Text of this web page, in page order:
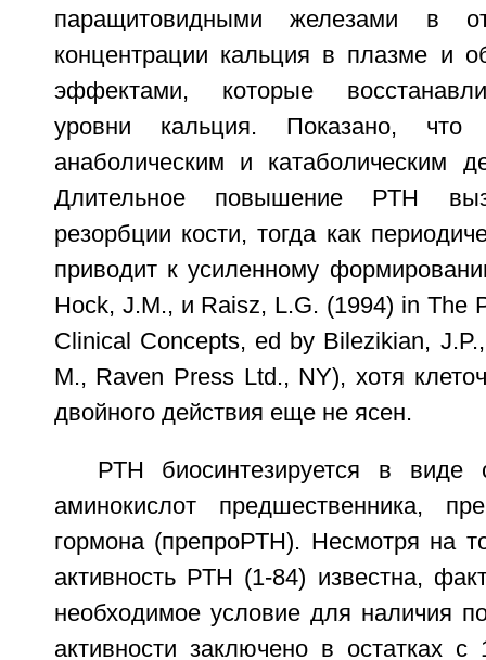
паращитовидными железами в
концентрации кальция в плазме и
эффектами, которые
уровни кальция. Показано,
анаболическим и катаболическим
Длительное повышение РТН
резорбции кости, тогда как
приводит к усиленному
Hock, J.M., и Raisz, L.G. (1994) in The
Clinical Concepts, ed by Bilezikian,
M., Raven Press Ltd., NY), хотя
двойного действия еще не ясен.
РТН биосинтезируется в виде
аминокислот предшественника,
гормона (препроРТН). Несмотря на
активность РТН (1-84) известна,
необходимое условие для наличия
активности заключено в остатках